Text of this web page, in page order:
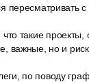
пересматривать с
такие проекты,
важные, но и
по поводу